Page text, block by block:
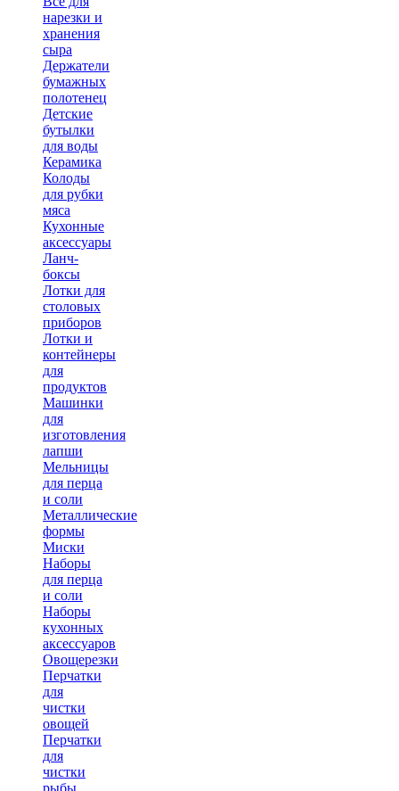
нарезки и
хранения
сыра
Держатели
бумажных
полотенец
Детские
бутылки
для воды
Керамика
Колоды
для рубки
мяса
Кухонные
аксессуары
Ланч-
боксы
Лотки для
столовых
приборов
Лотки и
контейнеры
для
продуктов
Машинки
для
изготовления
лапши
Мельницы
для перца
и соли
Металлические
формы
Миски
Наборы
для перца
и соли
Наборы
кухонных
аксессуаров
Овощерезки
Перчатки
для
чистки
овощей
Перчатки
для
чистки
рыбы